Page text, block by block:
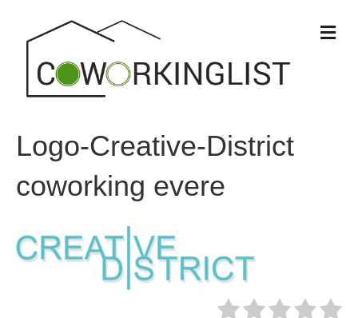
M
e
Logo-Creative-District
coworking evere